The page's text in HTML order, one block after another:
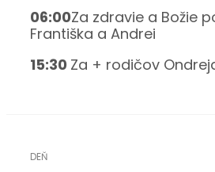
06:00Za zdravie a Božie
Františka a Andrei
15:30 Za + rodičov